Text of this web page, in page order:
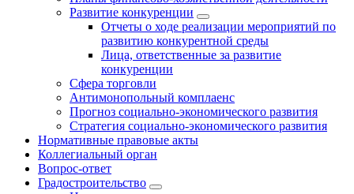
Развитие конкуренции
Отчеты о ходе реализации мероприятий по
развитию конкурентной среды
Лица, ответственные за развитие
конкуренции
Сфера торговли
Антимонопольный комплаенс
Прогноз социально-экономического развития
Стратегия социально-экономического развития
Нормативные правовые акты
Коллегиальный орган
Вопрос-ответ
Градостроительство